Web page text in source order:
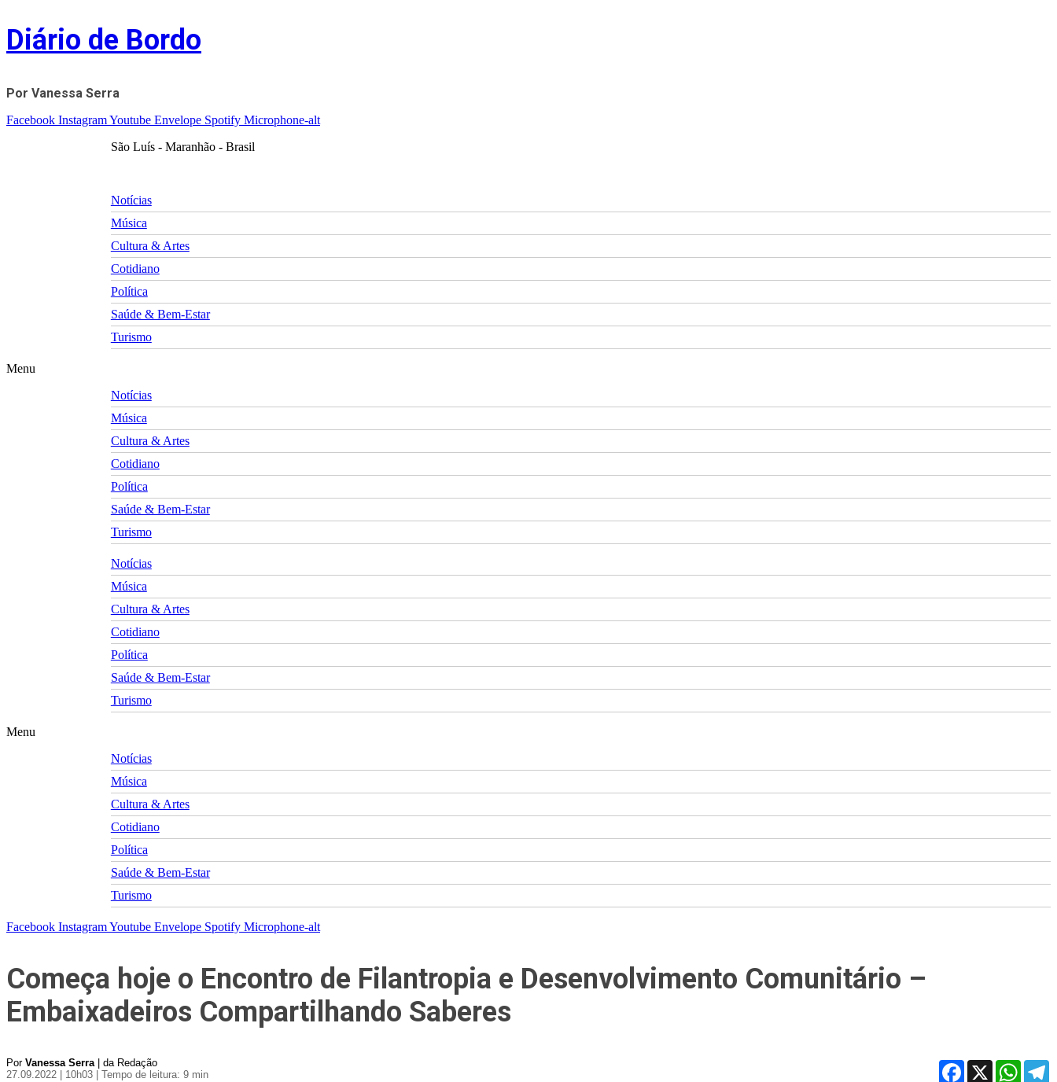
Skip
to
content
Diário de Bordo
Por Vanessa Serra
Facebook InstagramYoutube Envelope Spotify Microphone-alt
São Luís - Maranhão - Brasil
Notícias
Música
Cultura & Artes
Cotidiano
Política
Saúde & Bem-Estar
Turismo
Menu
Notícias
Música
Cultura & Artes
Cotidiano
Política
Saúde & Bem-Estar
Turismo
Notícias
Música
Cultura & Artes
Cotidiano
Política
Saúde & Bem-Estar
Turismo
Menu
Notícias
Música
Cultura & Artes
Cotidiano
Política
Saúde & Bem-Estar
Turismo
Facebook InstagramYoutube Envelope Spotify Microphone-alt
Começa hoje o Encontro de Filantropia e Desenvolvimento Comunitário –
Embaixadeiros Compartilhando Saberes
Por Vanessa Serra| da Redação
27.09.2022 | 10h03
| Tempo de leitura: 9 min
Facebook
X